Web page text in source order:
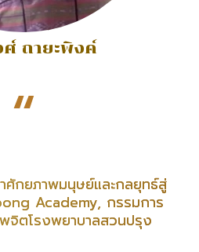
ถายะพิงค์
“
ศักยภาพมนุษย์และกลยุทธ์สู่
Academy, กรรมการ
จิตโรงพยาบาลสวนปรุง